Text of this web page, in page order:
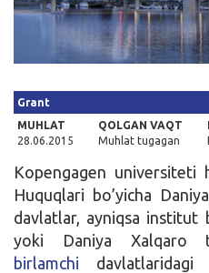
Grant
MUHLAT
28.06.2015
QOLGAN VAQT
Muhlat tugagan
Kopengagen
Huquqlari bo’yicha
davlatlar, ayniqsa institut
yoki Daniya Xalqaro
birlamchi davlatlaridagi